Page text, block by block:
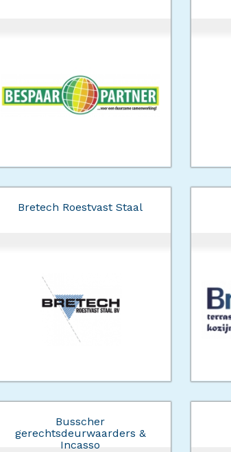
Bretech Roestvast Staal
Busscher
gerechtsdeurwaarders &
Incasso